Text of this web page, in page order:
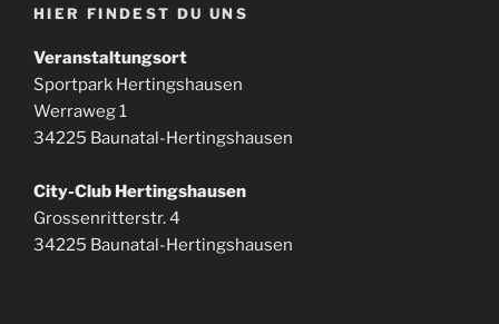
HIER FINDEST DU UNS
Veranstaltungsort
Sportpark Hertingshausen
Werraweg 1
34225 Baunatal-Hertingshausen
City-Club Hertingshausen
Grossenritterstr. 4
34225 Baunatal-Hertingshausen